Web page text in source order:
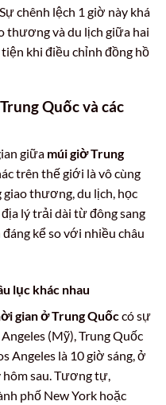
chênh lệch 1 giờ này khá
thương và du lịch giữa hai
khi điều chỉnh đồng hồ
Quốc và các
giữa múi giờ Trung
trên thế giới là vô cùng
thương, du lịch, học
lý trải dài từ đông sang
kể so với nhiều châu
lục khác nhau
gian ở Trung Quốccó sự
(Mỹ), Trung Quốc
Angeles là 10 giờ sáng, ở
hôm sau. Tương tự,
phố New York hoặc